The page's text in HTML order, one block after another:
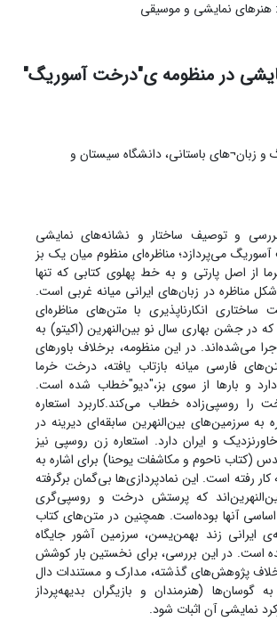
در منظومه ی"درخت آسوریگ"
زبان¬های باستانی، دانشگاه سیستان و
و توصیف ساختار و نشانه‌های نمایشی
می‌پردازد؛ مناظره‌‌ای منظوم میان یک بز
از اصل پارتی و به خط پهلوی کتابی که تنها
مناظره در زبان‌های ایرانی میانه غربی است.
ساختاری انکارناپذیری با متن‌های مناظره‌ای
که در جشن بهاری سال نو بین‌النهرین (اکیتو) به
می‌شده‌اند. در این منظومه، برخلاف باورهای
فارسی میانه بازتاب یافته، درخت خرما
و بارها از سوی بز،"دیو"خطاب شده است.
را روسپی‌زاده خطاب می‌کند.کاربرد استعاره
به سرزمین‌های بین‌النهرین سابقه‌ای دیرینه در
و ایران دارد. استعاره زن روسپی نیز
(کتاب ناحوم و مکاشفات یوحنا) برای اشاره به
رفته است. این نمادپردازی‌ها بی‌گمان برگرفته
که پرستش درخت و روسپی‌گری
آنها بوده‌است. همچنین در متن‌های کتاب
ایرانی زند بهمن‌یسن، سرزمین آشور جایگاه
است. در این بررسی، برای نخستین بار کوشش
پژوهش‌های گذشته، مدارک و مستندات دال
گوسان‌ها (هنرمندان و بازیگران بدیهه‌پرداز
نمایشی آن اثبات شود.